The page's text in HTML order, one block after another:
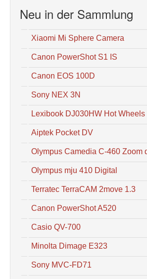
Neu in der Sammlung
Xiaomi Mi Sphere Camera
Canon PowerShot S1 IS
Canon EOS 100D
Sony NEX 3N
Lexibook DJ030HW Hot Wheels
Aiptek Pocket DV
Olympus Camedia C-460 Zoom
Olympus mju 410 Digital
Terratec TerraCAM 2move 1.3
Canon PowerShot A520
Casio QV-700
Minolta Dimage E323
Sony MVC-FD71